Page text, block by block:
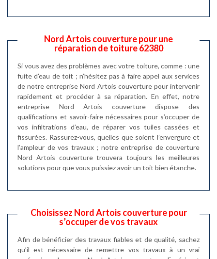
Nord Artois couverture pour une
réparation de toiture 62380
Si vous avez des problèmes avec votre toiture, comme : une
fuite d’eau de toit ; n’hésitez pas à faire appel aux services
de notre entreprise Nord Artois couverture pour intervenir
rapidement et procéder à sa réparation. En effet, notre
entreprise Nord Artois couverture dispose des
qualifications et savoir-faire nécessaires pour s’occuper de
vos infiltrations d’eau, de réparer vos tuiles cassées et
fissurées. Rassurez-vous, quelles que soient l’envergure et
l’ampleur de vos travaux ; notre entreprise de couverture
Nord Artois couverture trouvera toujours les meilleures
solutions pour que vous puissiez avoir un toit bien étanche.
Choisissez Nord Artois couverture pour
s’occuper de vos travaux
Afin de bénéficier des travaux fiables et de qualité, sachez
qu’il est nécessaire de remettre vos travaux à un vrai